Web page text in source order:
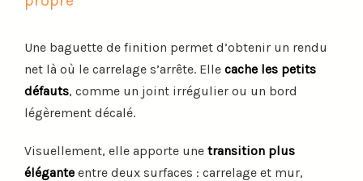
Une baguette de finition permet d’obtenir un rendu
net là où le carrelage s’arrête. Elle cache les petits
défauts, comme un joint irrégulier ou un bord
légèrement décalé.
Visuellement, elle apporte une transition plus
élégante entre deux surfaces : carrelage et mur,